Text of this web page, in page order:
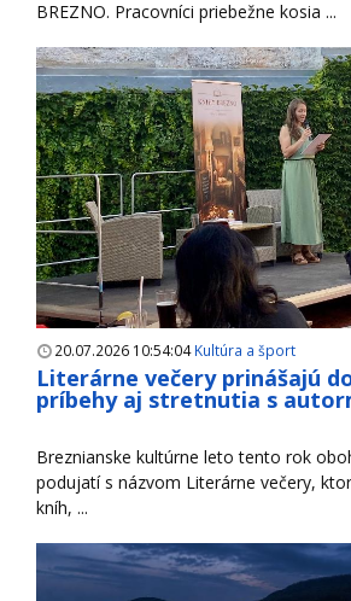
BREZNO. Pracovníci priebežne kosia ...
20.07.2026 10:54:04Kultúra a šport
Literárne večery prinášajú
príbehy aj stretnutia s
Breznianske kultúrne leto tento rok
podujatí s názvom Literárne večery,
kníh, ...